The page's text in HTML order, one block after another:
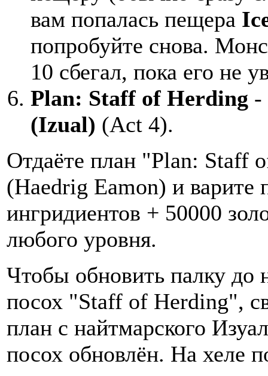
вам попалась пещера
попробуйте снова.
10 сбегал, пока его не
Plan: Staff of Herding -
(Izual) (Act 4).
Отдаёте план "Plan: Staff
(Haedrig Eamon) и варите
ингридиентов + 50000
любого уровня.
Чтобы обновить палку до
посох "Staff of Herding",
план с найтмарского
посох обновлён. На хеле